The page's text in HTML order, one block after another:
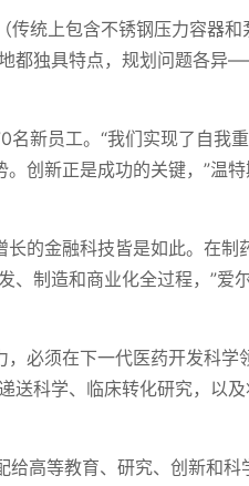
统上包含不锈钢压力容器和
都独具特点，规划问题各异
新员工。“我们实现了自我
创新正是成功的关键，”温特
的金融科技皆是如此。在制
、制造和商业化全过程，”爱
必须在下一代医药开发科学
送科学、临床转化研究，以
高等教育、研究、创新和科